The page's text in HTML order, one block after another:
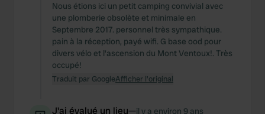
Nous étions ici un petit camping convivial avec
une plomberie obsolète et minimale en
Septembre 2017. personnel très sympathique.
pain à la réception, payé wifi. G base ood pour
divers vélo et l'ascension du Mont Ventoux!. Très
occupé!
Traduit par GoogleAfficher l'original
J'ai évalué un lieu—il y a environ 9 ans